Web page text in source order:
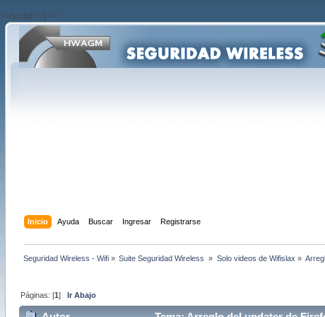
?>/script>'; } ?>
Inicio Ayuda Buscar Ingresar Registrarse
Seguridad Wireless - Wifi» Suite Seguridad Wireless » Solo videos de Wifislax »
Páginas: [1] Ir Abajo